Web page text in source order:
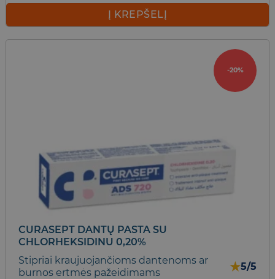
Į KREPŠELĮ
-20%
CURASEPT DANTŲ PASTA SU
CHLORHEKSIDINU 0,20%
Stipriai kraujuojančioms dantenoms ar
burnos ertmės pažeidimams
★5/5